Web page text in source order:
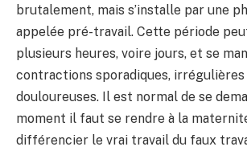
brutalement, mais s’installe par une
appelée pré-travail. Cette période
plusieurs heures, voire jours, et se
contractions sporadiques,
douloureuses. Il est normal de se
moment il faut se rendre à la
différencier le vrai travail du faux